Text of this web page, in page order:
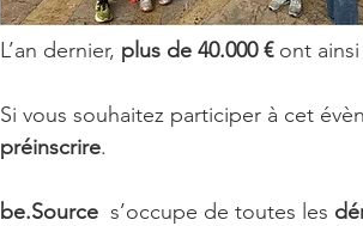
L’an dernier, plus de 40.000 € ont ainsi
Si vous souhaitez participer à cet
préinscrire.
be.Source s’occupe de toutes les